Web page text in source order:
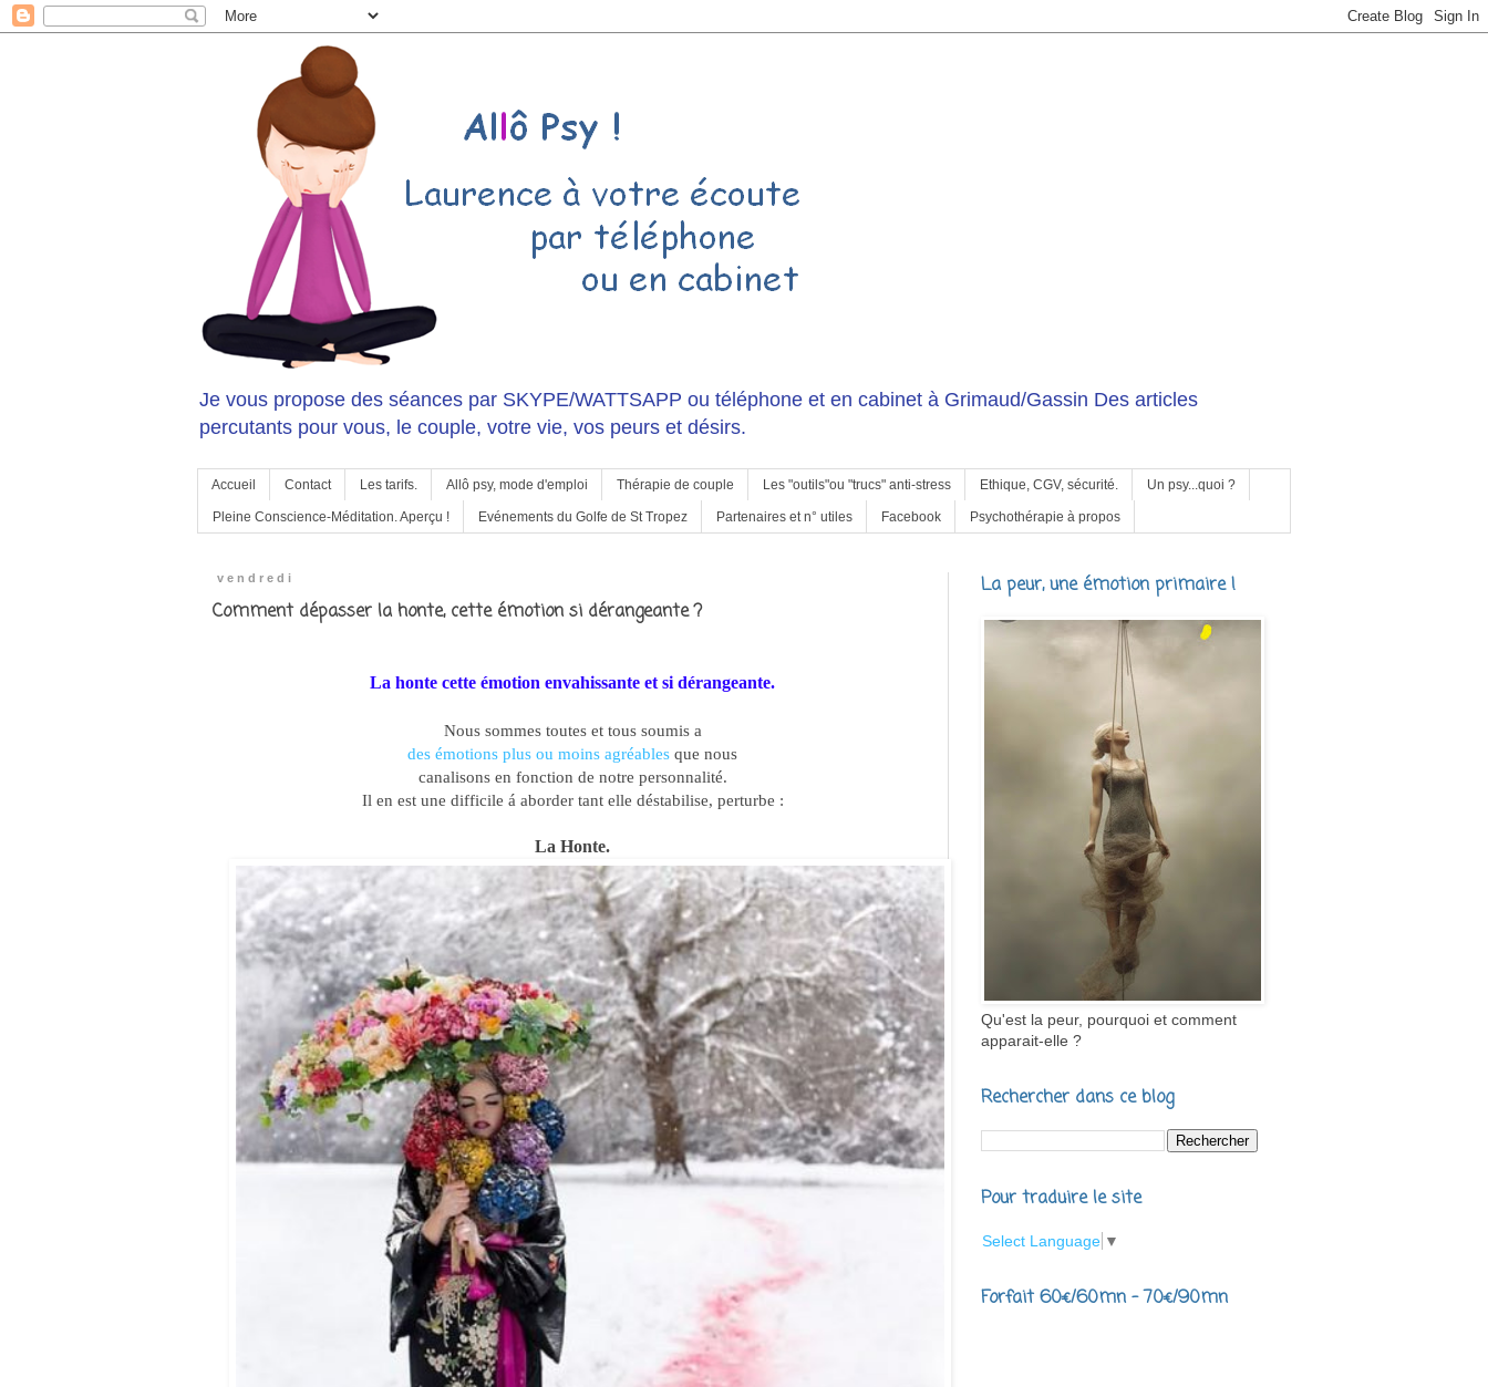
Je vous propose des séances par SKYPE/WATTSAPP ou téléphone et en cabinet à Grimaud/Gassin Des articles
percutants pour vous, le couple, votre vie, vos peurs et désirs.
Accueil Contact Les tarifs. Allô psy, mode d'emploi Thérapie de couple Les "outils"ou "trucs" anti-stress Ethique, CGV, sécurité. Un psy...quoi ?
Pleine Conscience-Méditation. Aperçu ! Evénements du Golfe de St Tropez Partenaires et n° utiles Facebook Psychothérapie à propos
vendredi
Comment dépasser la honte, cette émotion si dérangeante ?
La honte cette émotion envahissante et si dérangeante.
Nous sommes toutes et tous soumis a
des émotions plus ou moins agréables que nous
canalisons en fonction de notre personnalité.
Il en est une difficile á aborder tant elle déstabilise, perturbe :
La Honte.
La peur, une émotion primaire !
Qu'est la peur, pourquoi et comment
apparait-elle ?
Rechercher dans ce blog
Pour traduire le site
Select Language ▼
Forfait 60€/60mn - 70€/90mn